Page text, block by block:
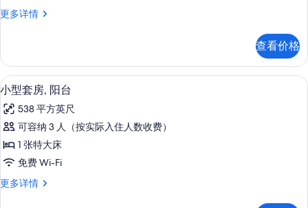
阳
(Eiffel
View)
的
所
有
照
片
更多详情
华
阳
台
(Eiffel
更
多
息
查看价格
显
示
小
型
套
阳
小型套房, 阳台 | 高档床上用品、记忆
5
小型套房, 阳台
538 平方英尺
可容纳 3 人（按实际入住人数收费）
1 张特大床
免费 Wi-Fi
更多详情
小